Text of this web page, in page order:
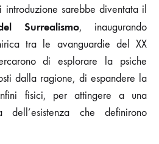
introduzione sarebbe diventata il
Surrealismo, inaugurando
tra le avanguardie del XX
di esplorare la psiche
dalla ragione, di espandere la
fisici, per attingere a una
dell’esistenza che definirono